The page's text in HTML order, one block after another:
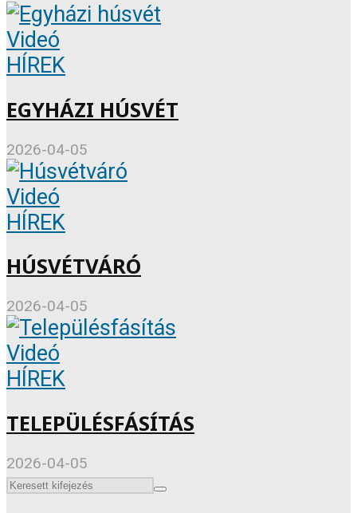
Videó
HÍREK
EGYHÁZI HÚSVÉT
2026-04-05
Videó
HÍREK
HÚSVÉTVÁRÓ
2026-04-05
Videó
HÍREK
TELEPÜLÉSFÁSÍTÁS
2026-04-05